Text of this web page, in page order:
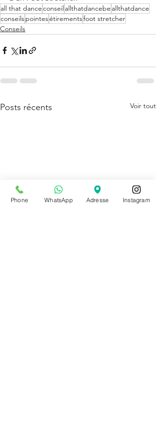
all that danceconseil allthatdancebe allthatdance
conseilspointesétirementsfoot stretcher
Conseils
Posts récents Voir tout
Phone WhatsApp Adresse Instagram